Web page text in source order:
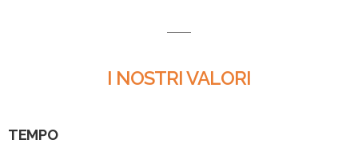
I NOSTRI VALORI
TEMPO